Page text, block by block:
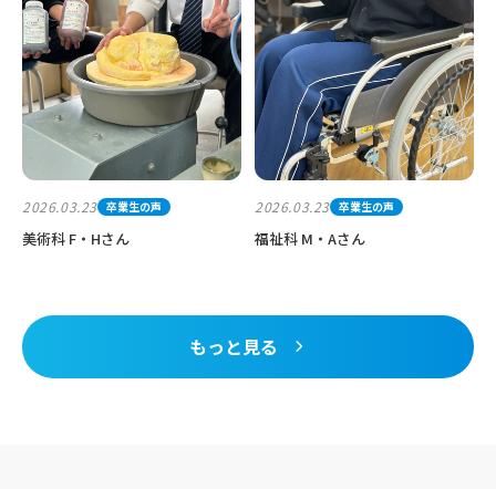
2026.03.23 卒業生の声
美術科 F・Hさん
2026.03.23 卒業生の声
福祉科 M・Aさん
もっと見る